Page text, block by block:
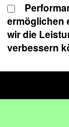
venue
The podcast
ermöglichen
wir die
verbessern